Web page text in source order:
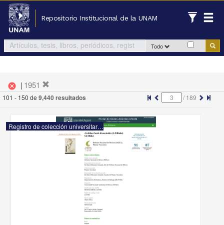
Repositorio Institucional de la UNAM
Todo
cancel | 1951
101 - 150 de 9,440 resultados /189
Registro de colección universitaria